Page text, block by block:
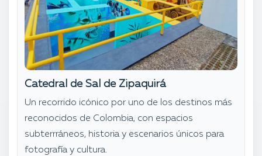
Catedral de Sal de Zipaquirá
Un recorrido icónico por uno de los destinos más
reconocidos de Colombia, con espacios
subterrráneos, historia y escenarios únicos para
fotografía y cultura.